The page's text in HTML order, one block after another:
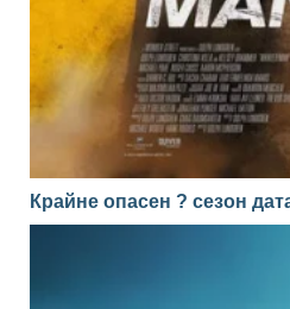
Крайне опасен ? сезон